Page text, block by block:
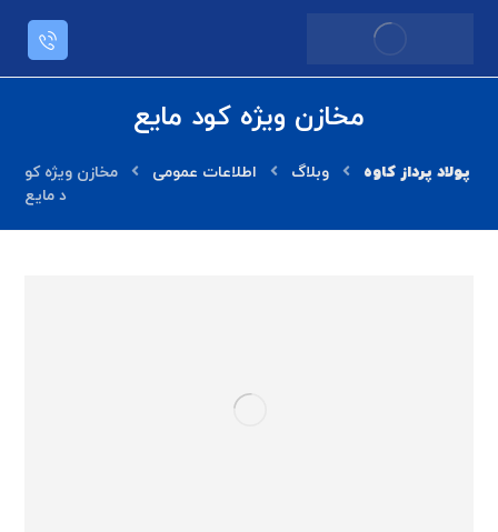
مخازن ویژه کود مایع
وبلاگ اطلاعات عمومی
مخازن ویژه کو
د مایع